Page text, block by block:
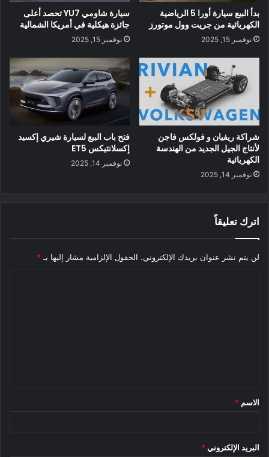
بشكل عام ، تبدو Hengchi 5 رياضيًا مع رفارف عريضة ، وجناح
سقف رياضي ، وأضواء حادة.
مقصورة Hengchi 5 الجديدة
بدأ البيع سيارة أورا 5 الرياضية
الكهربائية من جريت وول موتورز
نوفمبر 15, 2025
سيارة شاومي YU7 تحصد أعلى
جائزة هيكلية في أمريكا الشمالية
نوفمبر 15, 2025
شراكة ريفيان و فولكس فاجن
لأنتاج الجيل الجديد من الهندسة
الكهربائية
نوفمبر 14, 2025
فتح باب البيع لسيارة شيري إكسيد
إكسلانتيكس ET5
نوفمبر 14, 2025
اترك تعليقاً
لن يتم نشر عنوان بريدك الإلكتروني. الحقول الإلزامية مشار إليها بـ *
*
الاسم *
البريد الإلكتروني *